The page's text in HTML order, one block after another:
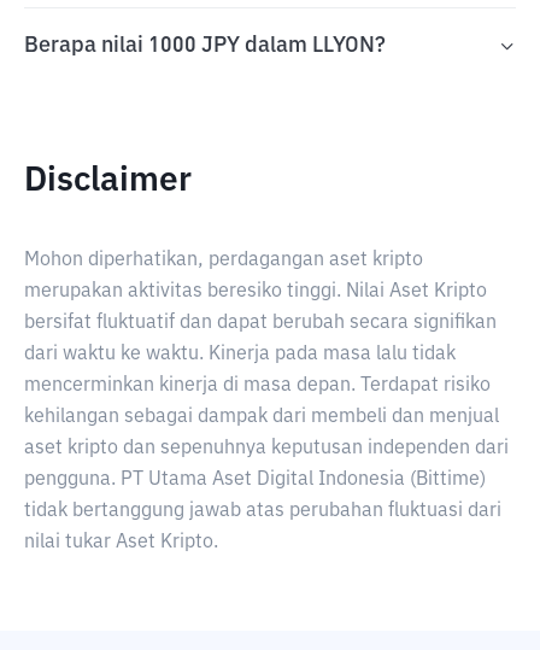
Berapa nilai 1000 JPY dalam LLYON?
Disclaimer
Mohon diperhatikan, perdagangan aset kripto
merupakan aktivitas beresiko tinggi. Nilai Aset Kripto
bersifat fluktuatif dan dapat berubah secara signifikan
dari waktu ke waktu. Kinerja pada masa lalu tidak
mencerminkan kinerja di masa depan. Terdapat risiko
kehilangan sebagai dampak dari membeli dan menjual
aset kripto dan sepenuhnya keputusan independen dari
pengguna. PT Utama Aset Digital Indonesia (Bittime)
tidak bertanggung jawab atas perubahan fluktuasi dari
nilai tukar Aset Kripto.